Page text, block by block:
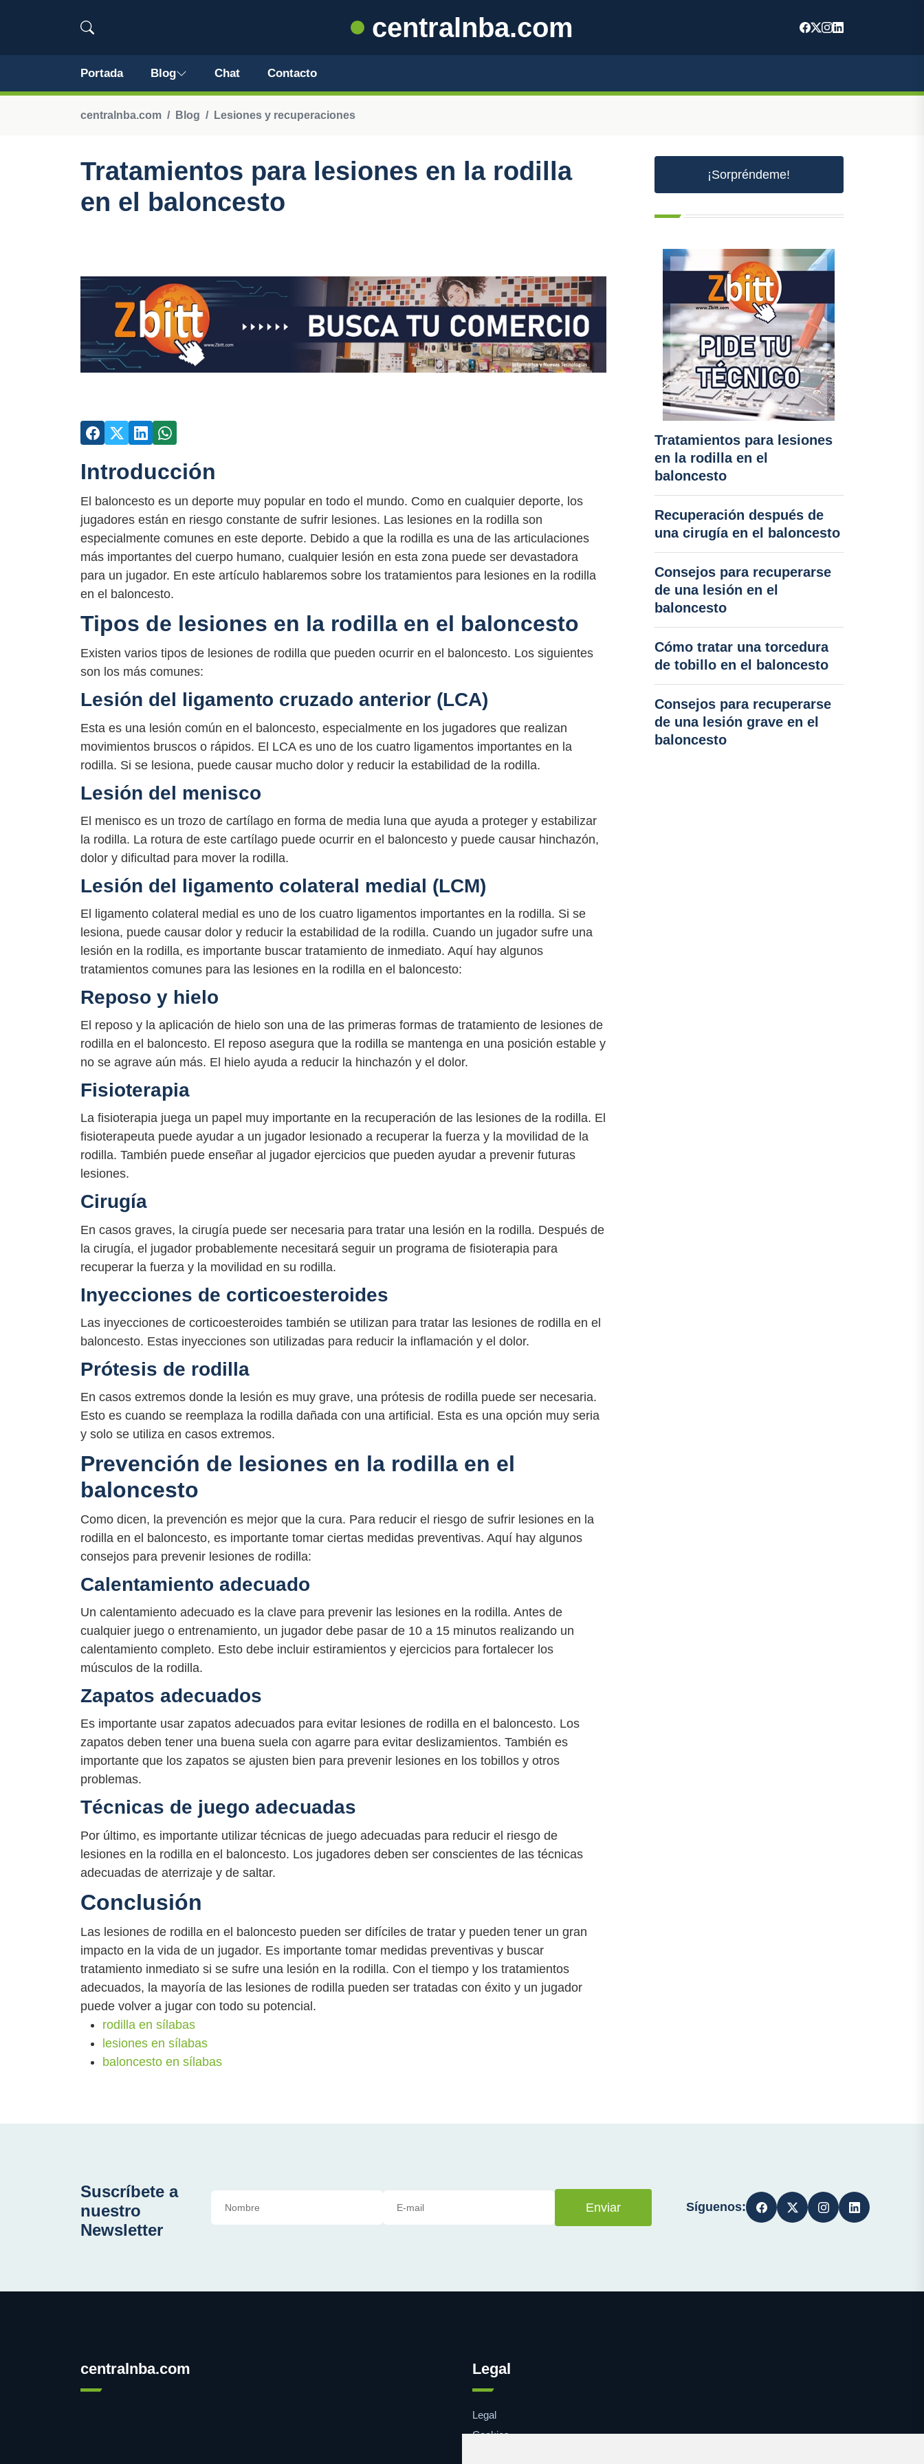
centralnba.com
Portada Blog Chat Contacto
centralnba.com Blog Lesiones y recuperaciones
Tratamientos para lesiones en la rodilla
en el baloncesto
Introducción
El baloncesto es un deporte muy popular en todo el mundo. Como en cualquier deporte, los
jugadores están en riesgo constante de sufrir lesiones. Las lesiones en la rodilla son
especialmente comunes en este deporte. Debido a que la rodilla es una de las articulaciones
más importantes del cuerpo humano, cualquier lesión en esta zona puede ser devastadora
para un jugador. En este artículo hablaremos sobre los tratamientos para lesiones en la rodilla
en el baloncesto.
Tipos de lesiones en la rodilla en el baloncesto
Existen varios tipos de lesiones de rodilla que pueden ocurrir en el baloncesto. Los siguientes
son los más comunes:
Lesión del ligamento cruzado anterior (LCA)
Esta es una lesión común en el baloncesto, especialmente en los jugadores que realizan
movimientos bruscos o rápidos. El LCA es uno de los cuatro ligamentos importantes en la
rodilla. Si se lesiona, puede causar mucho dolor y reducir la estabilidad de la rodilla.
Lesión del menisco
El menisco es un trozo de cartílago en forma de media luna que ayuda a proteger y estabilizar
la rodilla. La rotura de este cartílago puede ocurrir en el baloncesto y puede causar hinchazón,
dolor y dificultad para mover la rodilla.
Lesión del ligamento colateral medial (LCM)
El ligamento colateral medial es uno de los cuatro ligamentos importantes en la rodilla. Si se
lesiona, puede causar dolor y reducir la estabilidad de la rodilla. Cuando un jugador sufre una
lesión en la rodilla, es importante buscar tratamiento de inmediato. Aquí hay algunos
tratamientos comunes para las lesiones en la rodilla en el baloncesto:
Reposo y hielo
El reposo y la aplicación de hielo son una de las primeras formas de tratamiento de lesiones de
rodilla en el baloncesto. El reposo asegura que la rodilla se mantenga en una posición estable y
no se agrave aún más. El hielo ayuda a reducir la hinchazón y el dolor.
Fisioterapia
La fisioterapia juega un papel muy importante en la recuperación de las lesiones de la rodilla. El
fisioterapeuta puede ayudar a un jugador lesionado a recuperar la fuerza y la movilidad de la
rodilla. También puede enseñar al jugador ejercicios que pueden ayudar a prevenir futuras
lesiones.
Cirugía
En casos graves, la cirugía puede ser necesaria para tratar una lesión en la rodilla. Después de
la cirugía, el jugador probablemente necesitará seguir un programa de fisioterapia para
recuperar la fuerza y la movilidad en su rodilla.
Inyecciones de corticoesteroides
Las inyecciones de corticoesteroides también se utilizan para tratar las lesiones de rodilla en el
baloncesto. Estas inyecciones son utilizadas para reducir la inflamación y el dolor.
Prótesis de rodilla
En casos extremos donde la lesión es muy grave, una prótesis de rodilla puede ser necesaria.
Esto es cuando se reemplaza la rodilla dañada con una artificial. Esta es una opción muy seria
y solo se utiliza en casos extremos.
Prevención de lesiones en la rodilla en el
baloncesto
Como dicen, la prevención es mejor que la cura. Para reducir el riesgo de sufrir lesiones en la
rodilla en el baloncesto, es importante tomar ciertas medidas preventivas. Aquí hay algunos
consejos para prevenir lesiones de rodilla:
Calentamiento adecuado
Un calentamiento adecuado es la clave para prevenir las lesiones en la rodilla. Antes de
cualquier juego o entrenamiento, un jugador debe pasar de 10 a 15 minutos realizando un
calentamiento completo. Esto debe incluir estiramientos y ejercicios para fortalecer los
músculos de la rodilla.
Zapatos adecuados
Es importante usar zapatos adecuados para evitar lesiones de rodilla en el baloncesto. Los
zapatos deben tener una buena suela con agarre para evitar deslizamientos. También es
importante que los zapatos se ajusten bien para prevenir lesiones en los tobillos y otros
problemas.
Técnicas de juego adecuadas
Por último, es importante utilizar técnicas de juego adecuadas para reducir el riesgo de
lesiones en la rodilla en el baloncesto. Los jugadores deben ser conscientes de las técnicas
adecuadas de aterrizaje y de saltar.
Conclusión
Las lesiones de rodilla en el baloncesto pueden ser difíciles de tratar y pueden tener un gran
impacto en la vida de un jugador. Es importante tomar medidas preventivas y buscar
tratamiento inmediato si se sufre una lesión en la rodilla. Con el tiempo y los tratamientos
adecuados, la mayoría de las lesiones de rodilla pueden ser tratadas con éxito y un jugador
puede volver a jugar con todo su potencial.
rodilla en sílabas
lesiones en sílabas
baloncesto en sílabas
¡Sorpréndeme!
Tratamientos para lesiones
en la rodilla en el
baloncesto
Recuperación después de
una cirugía en el baloncesto
Consejos para recuperarse
de una lesión en el
baloncesto
Cómo tratar una torcedura
de tobillo en el baloncesto
Consejos para recuperarse
de una lesión grave en el
baloncesto
Suscríbete a
nuestro
Newsletter
Enviar Síguenos:
centralnba.com Legal
Legal
Cookies